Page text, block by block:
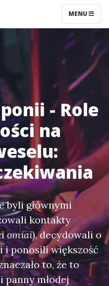
MENU
- Role
na
byli głównymi
kontakty
omiai), decydowali o
i ponosili większość
to, że to
panny młodej